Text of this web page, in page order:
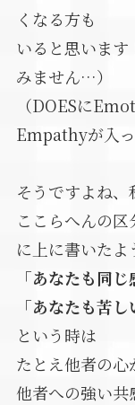
くなる方も
いると思いま
みません…）
（DOESに
Empathyが入っ
そうですよね
ここらへんの
に上に書いたよ
「あなたも同
「あなたも苦
という時は
たとえ他者の心
他者への強い共